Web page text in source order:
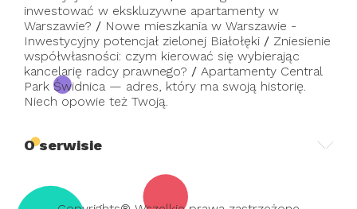
inwestować w ekskluzywne apartamenty w
Warszawie? / Nowe mieszkania w Warszawie -
Inwestycyjny potencjał zielonej Białołęki / Zniesienie
współwłasności: czym kierować się wybierając
kancelarię radcy prawnego? / Apartamenty Central
Park Świdnica — adres, który ma swoją historię.
Niech opowie też Twoją.
O serwisie